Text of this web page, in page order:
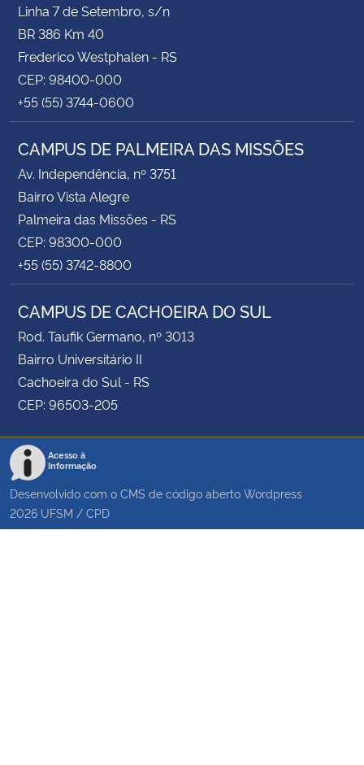
Linha 7 de Setembro, s/n
BR 386 Km 40
Frederico Westphalen - RS
CEP: 98400-000
+55 (55) 3744-0600
CAMPUS DE PALMEIRA DAS MISSÕES
Av. Independência, nº 3751
Bairro Vista Alegre
Palmeira das Missões - RS
CEP: 98300-000
+55 (55) 3742-8800
CAMPUS DE CACHOEIRA DO SUL
Rod. Taufik Germano, nº 3013
Bairro Universitário II
Cachoeira do Sul - RS
CEP: 96503-205
Acesso à
Informação
Desenvolvido com o CMS de código aberto Wordpress
2026 UFSM / CPD